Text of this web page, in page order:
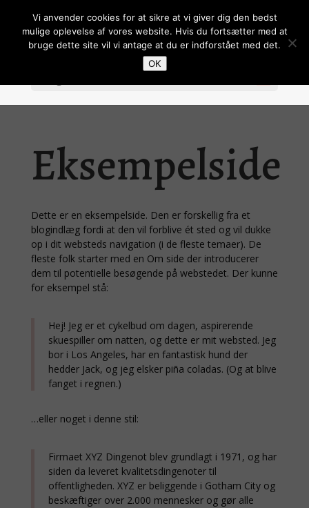
Eksempelside
Dette er en eksempelside. Den er forskellig fra et
blogindlæg fordi at den vil forblive ét sted og vil dukke
op i dit websteds navigation (i de fleste temaer). De
fleste folk starter med en Om side der introducerer
dem til potentielle besøgende på webstedet. Der kunne
for eksempel stå:
Hej! Jeg er et cykelbud om dagen, aspirerende
skuespiller om natten, og dette er mit websted. Jeg
bor i Los Angeles, har en fantastisk hund der
hedder Jack, og jeg elsker piña coladas. (Og at blive
fanget i regnen.)
…eller noget i denne stil:
Firmaet XYZ Dingenot blev grundlagt i 1971, og har
siden da leveret kvalitetsdingenoter til
offentligheden. XYZ er beliggende i Gotham City og
beskæftiger over 2.000 mennesker og gør alle
Vi anvender cookies for at sikre at vi giver dig den bedst
mulige oplevelse af vores website. Hvis du fortsætter med at
bruge dette site vil vi antage at du er indforstået med det.
OK